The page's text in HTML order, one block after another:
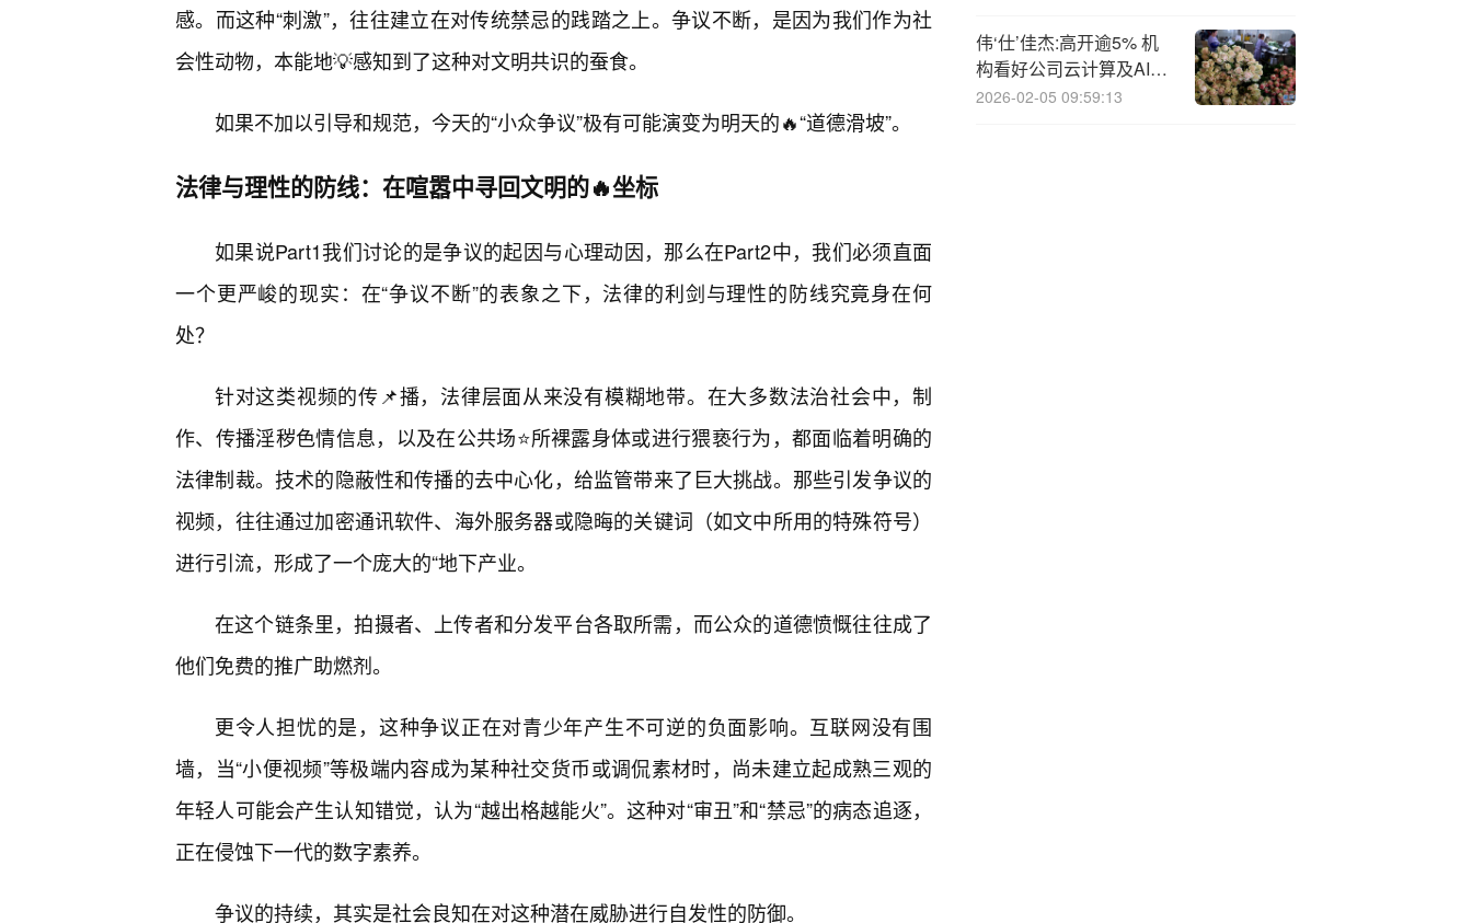
感。而这种“刺激”，往往建立在对传统禁忌的践踏之上。争议不断，是因为我们作为社
会性动物，本能地💡感知到了这种对文明共识的蚕食。
如果不加以引导和规范，今天的“小众争议”极有可能演变为明天的🔥“道德滑坡”。
法律与理性的防线：在喧嚣中寻回文明的🔥坐标
如果说Part1我们讨论的是争议的起因与心理动因，那么在Part2中，我们必须直面
一个更严峻的现实：在“争议不断”的表象之下，法律的利剑与理性的防线究竟身在何
处？
针对这类视频的传📌播，法律层面从来没有模糊地带。在大多数法治社会中，制
作、传播淫秽色情信息，以及在公共场⭐所裸露身体或进行猥亵行为，都面临着明确的
法律制裁。技术的隐蔽性和传播的去中心化，给监管带来了巨大挑战。那些引发争议的
视频，往往通过加密通讯软件、海外服务器或隐晦的关键词（如文中所用的特殊符号）
进行引流，形成了一个庞大的“地下产业。
在这个链条里，拍摄者、上传者和分发平台各取所需，而公众的道德愤慨往往成了
他们免费的推广助燃剂。
更令人担忧的是，这种争议正在对青少年产生不可逆的负面影响。互联网没有围
墙，当“小便视频”等极端内容成为某种社交货币或调侃素材时，尚未建立起成熟三观的
年轻人可能会产生认知错觉，认为“越出格越能火”。这种对“审丑”和“禁忌”的病态追逐，
正在侵蚀下一代的数字素养。
争议的持续，其实是社会良知在对这种潜在威胁进行自发性的防御。
伟‘仕’佳杰:高开逾5% 机
构看好公司云计算及AI布
局
2026-02-05 09:59:13